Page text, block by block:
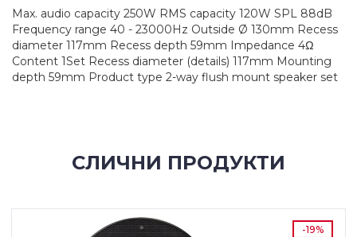
Max. audio capacity 250W RMS capacity 120W SPL 88dB
Frequency range 40 - 23000Hz Outside Ø 130mm Recess
diameter 117mm Recess depth 59mm Impedance 4Ω
Content 1Set Recess diameter (details) 117mm Mounting
depth 59mm Product type 2-way flush mount speaker set
СЛИЧНИ ПРОДУКТИ
-19%